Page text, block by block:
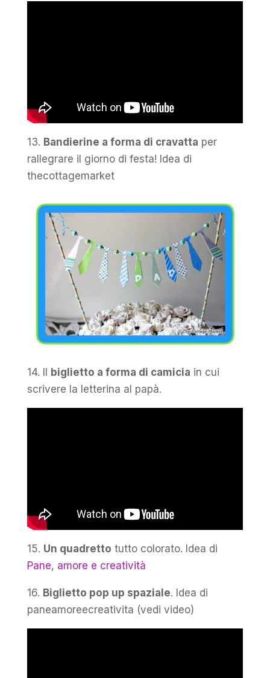
13. Bandierine a forma di cravatta per
rallegrare il giorno di festa! Idea di
thecottagemarket
14. Il biglietto a forma di camicia in cui
scrivere la letterina al papà.
15. Un quadretto tutto colorato. Idea di
Pane, amore e creatività
16. Biglietto pop up spaziale. Idea di
paneamoreecreativita (vedi video)